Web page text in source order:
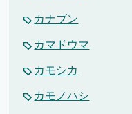
カナブン
カマドウマ
カモシカ
カモノハシ